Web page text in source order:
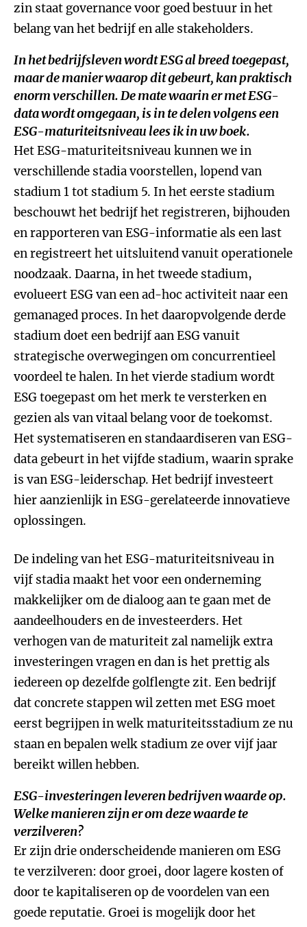
zin staat governance voor goed bestuur in het
belang van het bedrijf en alle stakeholders.
In het bedrijfsleven wordt ESG al breed toegepast,
maar de manier waarop dit gebeurt, kan praktisch
enorm verschillen. De mate waarin er met ESG-
data wordt omgegaan, is in te delen volgens een
ESG-maturiteitsniveau lees ik in uw boek.
Het ESG-maturiteitsniveau kunnen we in
verschillende stadia voorstellen, lopend van
stadium 1 tot stadium 5. In het eerste stadium
beschouwt het bedrijf het registreren, bijhouden
en rapporteren van ESG-informatie als een last
en registreert het uitsluitend vanuit operationele
noodzaak. Daarna, in het tweede stadium,
evolueert ESG van een ad-hoc activiteit naar een
gemanaged proces. In het daaropvolgende derde
stadium doet een bedrijf aan ESG vanuit
strategische overwegingen om concurrentieel
voordeel te halen. In het vierde stadium wordt
ESG toegepast om het merk te versterken en
gezien als van vitaal belang voor de toekomst.
Het systematiseren en standaardiseren van ESG-
data gebeurt in het vijfde stadium, waarin sprake
is van ESG-leiderschap. Het bedrijf investeert
hier aanzienlijk in ESG-gerelateerde innovatieve
oplossingen.
De indeling van het ESG-maturiteitsniveau in
vijf stadia maakt het voor een onderneming
makkelijker om de dialoog aan te gaan met de
aandeelhouders en de investeerders. Het
verhogen van de maturiteit zal namelijk extra
investeringen vragen en dan is het prettig als
iedereen op dezelfde golflengte zit. Een bedrijf
dat concrete stappen wil zetten met ESG moet
eerst begrijpen in welk maturiteitsstadium ze nu
staan en bepalen welk stadium ze over vijf jaar
bereikt willen hebben.
ESG-investeringen leveren bedrijven waarde op.
Welke manieren zijn er om deze waarde te
verzilveren?
Er zijn drie onderscheidende manieren om ESG
te verzilveren: door groei, door lagere kosten of
door te kapitaliseren op de voordelen van een
goede reputatie. Groei is mogelijk door het